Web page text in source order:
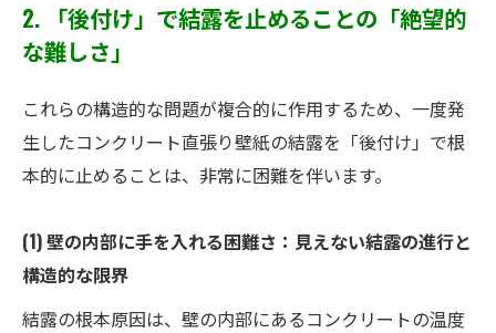
2. 「後付け」で結露を止めることの「絶望的
な難しさ」
これらの構造的な問題が複合的に作用するため、一度発
生したコンクリート直張り壁紙の結露を「後付け」で根
本的に止めることは、非常に困難を伴います。
(1) 壁の内部に手を入れる困難さ：見えない結露の進行と
構造的な限界
結露の根本原因は、壁の内部にあるコンクリートの温度